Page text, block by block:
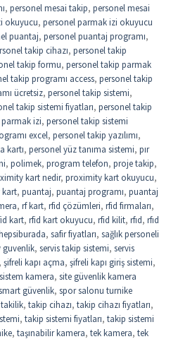
, personel mesai takip, personel mesai
okuyucu, personel parmak izi okuyucu
puantaj, personel puantaj programı,
takip cihazı, personel takip
takip formu, personel takip parmak
takip programı access, personel takip
ücretsiz, personel takip sistemi,
takip sistemi fiyatları, personel takip
izi, personel takip sistemi
excel, personel takip yazılımı,
kartı, personel yüz tanıma sistemi, pır
, polimek, program telefon, proje takip,
kart nedir, proximity kart okuyucu,
kart, puantaj, puantaj programı, puantaj
, rf kart, rfid çözümleri, rfid firmaları,
kart, rfid kart okuyucu, rfid kilit, rfıd, rfıd
, safir fiyatları, sağlık personeli
guvenlik, servis takip sistemi, servis
, şifreli kapı açma, şifreli kapı giriş sistemi,
sistem kamera, site güvenlik kamera
güvenlik, spor salonu turnike
takilik, takip cihazı, takip cihazı fiyatları,
, takip sistemi fiyatları, takip sistemi
, taşınabilir kamera, tek kamera, tek